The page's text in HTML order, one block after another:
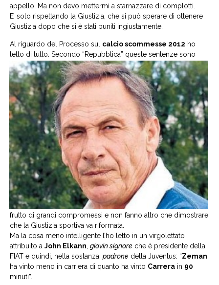
appello. Ma non devo mettermi a starnazzare di complotti.
E’ solo rispettando la Giustizia, che si può sperare di ottenere
Giustizia dopo che si è stati puniti ingiustamente.
Al riguardo del Processo sul calcio scommesse 2012 ho
letto di tutto. Secondo “Repubblica” queste sentenze sono
frutto di grandi compromessi e non fanno altro che dimostrare
che la Giustizia sportiva va riformata.
Ma la cosa meno intelligente l’ho letto in un virgolettato
attribuito a John Elkann, giovin signore che è presidente della
FIAT e quindi, nella sostanza, padrone della Juventus: “Zeman
ha vinto meno in carriera di quanto ha vinto Carrera in 90
minuti”.